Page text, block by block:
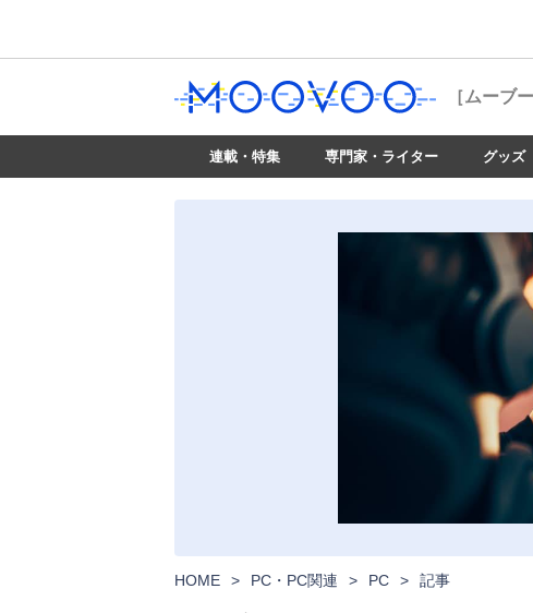
［ムーブー
連載・特集 専門家・ライター グッズ
HOME > PC・PC関連 > PC > 記事